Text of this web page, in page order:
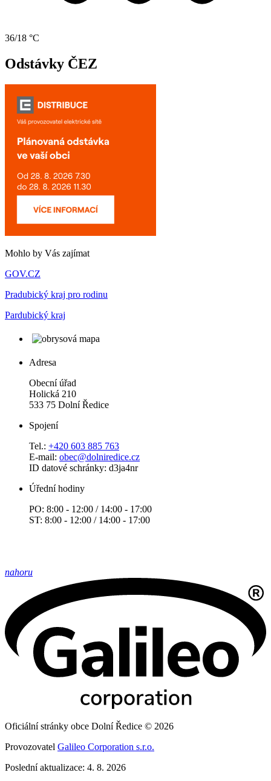
36/18 °C
Odstávky ČEZ
Mohlo by Vás zajímat
GOV.CZ
Pradubický kraj pro rodinu
Pardubický kraj
Adresa
Obecní úřad
Holická 210
533 75 Dolní Ředice
Spojení
Tel.: +420 603 885 763
E-mail: obec@dolniredice.cz
ID datové schránky: d3ja4nr
Úřední hodiny
PO: 8:00 - 12:00 / 14:00 - 17:00
ST: 8:00 - 12:00 / 14:00 - 17:00
nahoru
Oficiální stránky obce Dolní Ředice © 2026
Provozovatel Galileo Corporation s.r.o.
Poslední aktualizace: 4. 8. 2026